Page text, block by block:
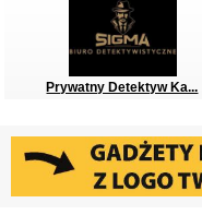
Prywatny Detektyw Ka...